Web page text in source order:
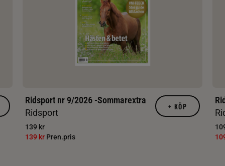
Ridsport nr 9/2026 -Sommarextra
Ridsport
139 kr
139 kr Pren.pris
+ KÖP